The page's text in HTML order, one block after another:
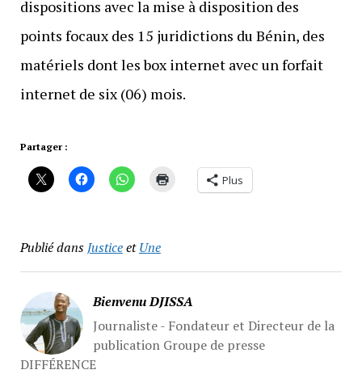
dispositions avec la mise à disposition des
points focaux des 15 juridictions du Bénin, des
matériels dont les box internet avec un forfait
internet de six (06) mois.
Partager :
Plus
Publié dans JusticeetUne
Bienvenu DJISSA
Journaliste - Fondateur et Directeur de la
publication Groupe de presse
DIFFÉRENCE